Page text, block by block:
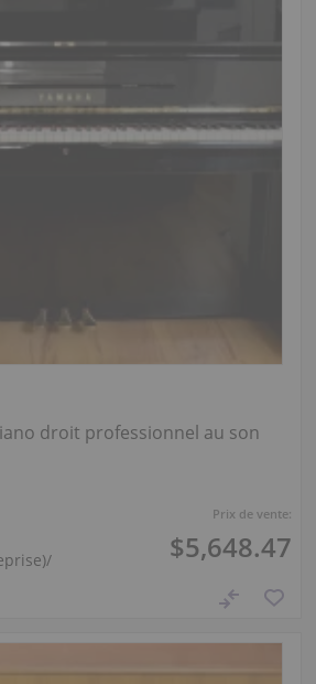
Prix de vente:
$5,648.47
droit professionnel au son
/